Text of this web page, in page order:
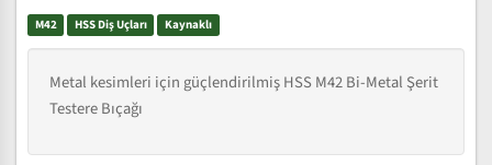
M42 HSS Diş Uçları Kaynaklı
Metal kesimleri için güçlendirilmiş HSS M42 Bi-Metal Şerit
Testere Bıçağı